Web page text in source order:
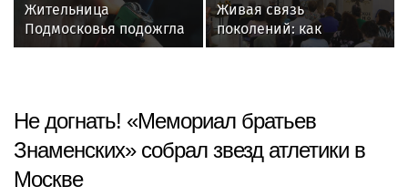
Жительница
Подмосковья подожгла
квартиру в Реутове по
Живая связь
поколений: как
московские библиотеки
Не догнать! «Мемориал братьев
Знаменских» собрал звезд атлетики в
Москве